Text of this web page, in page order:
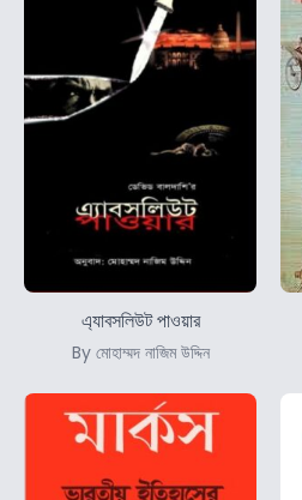
এ্যাবসলিউট পাওয়ার
By মোহাম্মদ নাজিম উদ্দিন